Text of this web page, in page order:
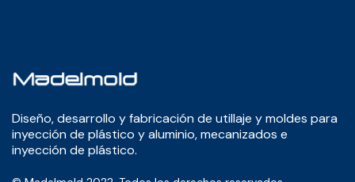
Diseño, desarrollo y fabricación de utillaje y moldes para
inyección de plástico y aluminio, mecanizados e
inyección de plástico.